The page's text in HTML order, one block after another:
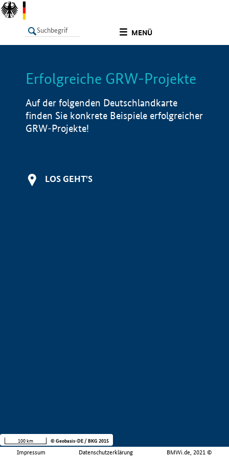
MENÜ
LISTE Info
Erfolgreiche GRW-Projekte
Auf der folgenden Deutschlandkarte
finden Sie konkrete Beispiele erfolgreicher
GRW-Projekte!
LOS GEHT'S
Impressum Datenschutzerklärung BMWi.de, 2021 ©
100 km © Geobasis-DE / BKG 2015